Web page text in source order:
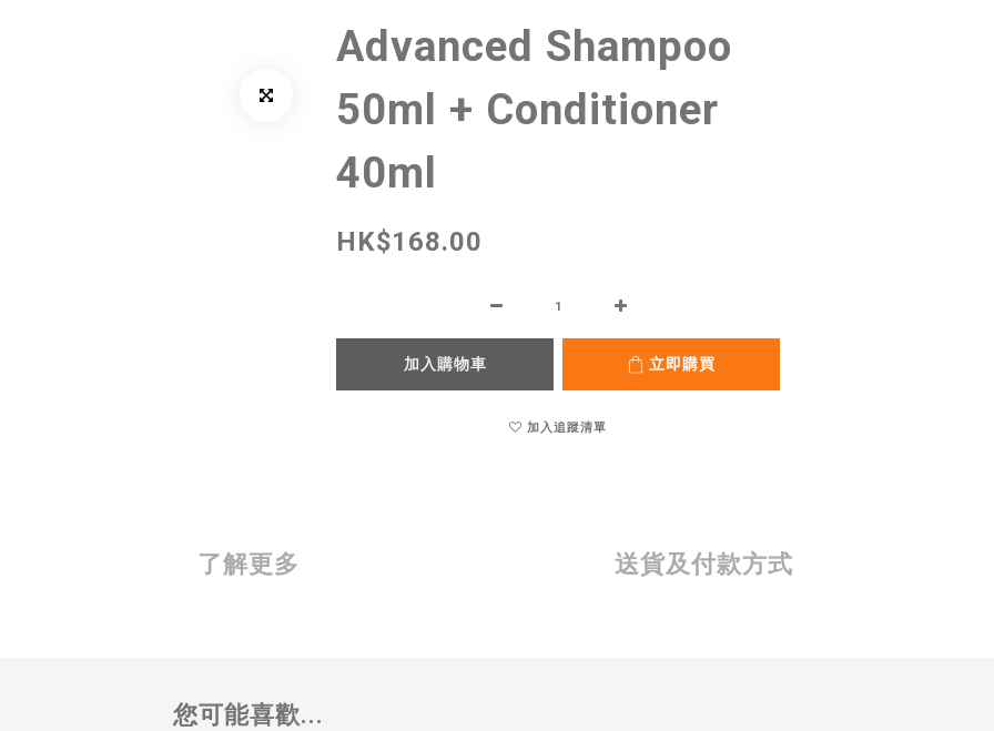
Advanced Shampoo
50ml + Conditioner
40ml
HK$168.00
加入購物車 立即購買
加入追蹤清單
了解更多 送貨及付款方式
您可能喜歡...